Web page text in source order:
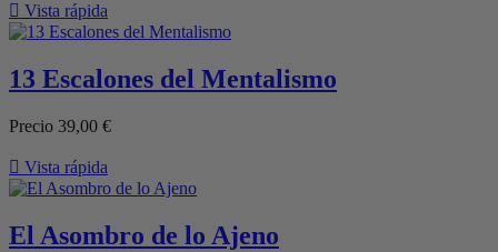
 Vista rápida
13 Escalones del Mentalismo
Precio 39,00 €
 Vista rápida
El Asombro de lo Ajeno